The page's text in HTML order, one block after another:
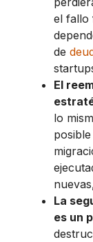
el fallo
de
El
lo
La
es un